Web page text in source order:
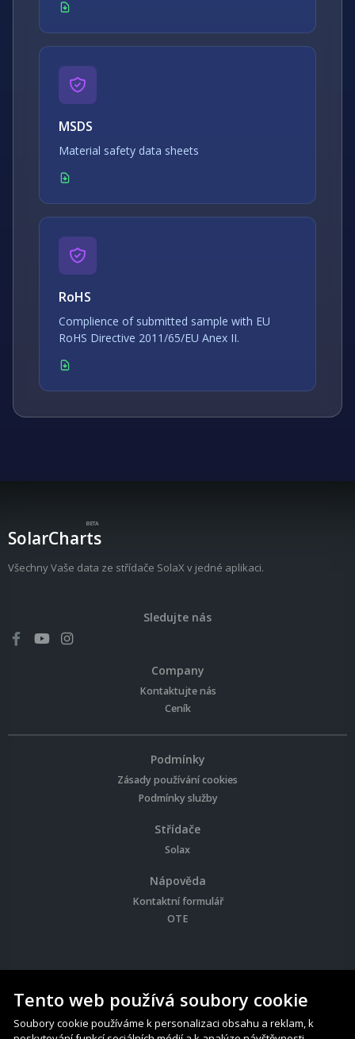
MSDS
Material safety data sheets
RoHS
Complience of submitted sample with EU
RoHS Directive 2011/65/EU Anex II.
SolarCharts
BETA
Všechny Vaše data ze střídače SolaX v jedné aplikaci.
Sledujte nás
Company
Kontaktujte nás
Ceník
Podmínky
Zásady používání cookies
Podmínky služby
Střídače
Solax
Nápověda
Kontaktní formulář
OTE
© 2026 Solar Charts - Všechna práva vyhrazena
Tento web používá soubory cookie
Soubory cookie používáme k personalizaci obsahu a reklam, k